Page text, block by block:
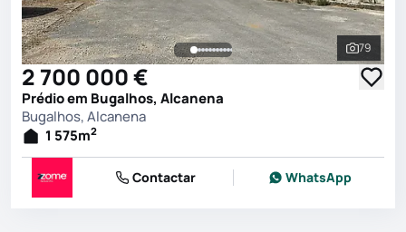
Ver
79
2 700 000 €
Prédio em Bugalhos, Alcanena
Bugalhos, Alcanena
1 575m2
Contactar WhatsApp